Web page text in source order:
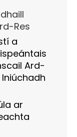
Res
a
Ard-
ar